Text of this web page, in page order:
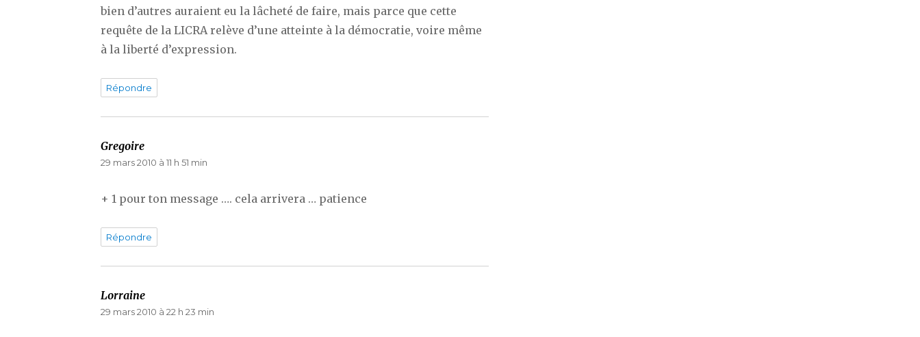
bien d’autres auraient eu la lâcheté de faire, mais parce que cette
requête de la LICRA relève d’une atteinte à la démocratie, voire même
à la liberté d’expression.
Répondre
Gregoire
29 mars 2010 à 11 h 51 min
+ 1 pour ton message …. cela arrivera … patience
Répondre
Lorraine
29 mars 2010 à 22 h 23 min